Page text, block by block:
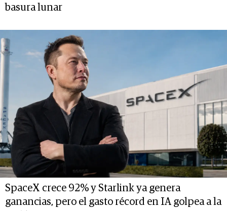
basura lunar
SpaceX crece 92% y Starlink ya genera
ganancias, pero el gasto récord en IA golpea a la